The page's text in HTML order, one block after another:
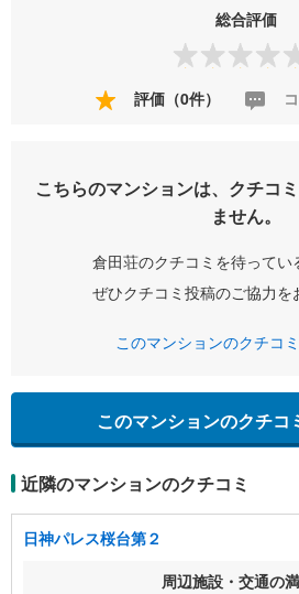
総合評価
評価（0件）
こちらのマンションは、クチコ
ません。
倉田荘のクチコミを待ってい
ぜひクチコミ投稿のご協力を
このマンションのクチコ
このマンションのクチコ
近隣のマンションのクチコミ
日神パレス桜台第２
周辺施設・交通の